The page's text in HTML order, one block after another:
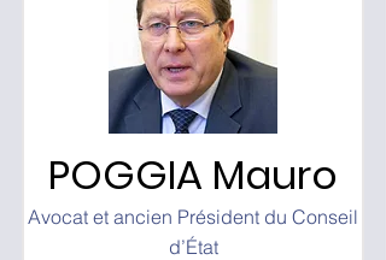
POGGIA Mauro
Avocat et ancien Président du Conseil
d’État